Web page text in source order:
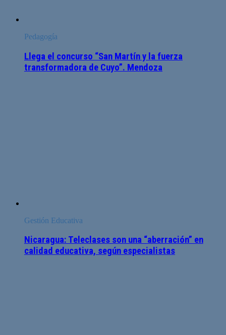
Pedagogía
Llega el concurso “San Martín y la fuerza
transformadora de Cuyo”. Mendoza
Gestión Educativa
Nicaragua: Teleclases son una “aberración” en
calidad educativa, según especialistas